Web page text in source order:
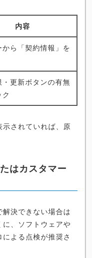
内容
から「契約情報」を
・更新ボタンの有無
されていれば、原
はカスタマー
決できない場合は
に、ソフトウェアや
よる点検が推奨さ